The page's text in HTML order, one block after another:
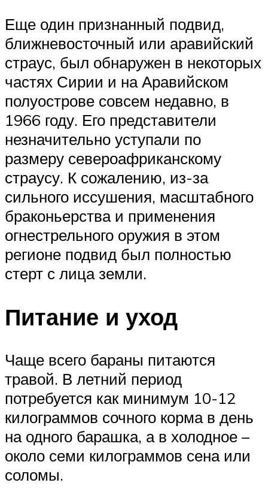
Еще один признанный подвид,
ближневосточный или аравийский
страус, был обнаружен в некоторых
частях Сирии и на Аравийском
полуострове совсем недавно, в
1966 году. Его представители
незначительно уступали по
размеру североафриканскому
страусу. К сожалению, из-за
сильного иссушения, масштабного
браконьерства и применения
огнестрельного оружия в этом
регионе подвид был полностью
стерт с лица земли.
Питание и уход
Чаще всего бараны питаются
травой. В летний период
потребуется как минимум 10-12
килограммов сочного корма в день
на одного барашка, а в холодное –
около семи килограммов сена или
соломы.